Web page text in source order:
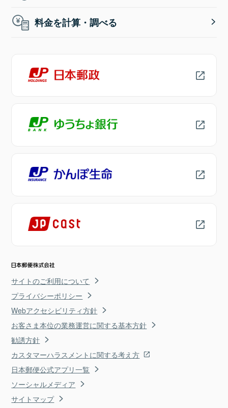
料金を計算・調べる
サイトのご利用について
プライバシーポリシー
Webアクセシビリティ方針
お客さま本位の業務運営に関する基本方針
勧誘方針
カスタマーハラスメントに関する考え方
日本郵便公式アプリ一覧
ソーシャルメディア
サイトマップ